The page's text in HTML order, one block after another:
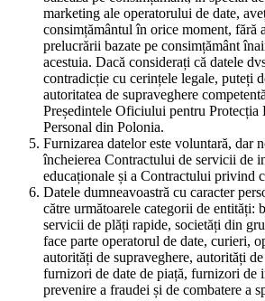
marketing ale operatorului de date,
consimțământul în orice moment, fără
prelucrării bazate pe consimțământ
acestuia. Dacă considerați că datele
contradicție cu cerințele legale, puteți
autoritatea de supraveghere
Președintele Oficiului pentru Protecția
Personal din Polonia.
Furnizarea datelor este voluntară, dar
încheierea Contractului de servicii de
educaționale și a Contractului privind
Datele dumneavoastră cu caracter
către următoarele categorii de entități:
servicii de plăți rapide, societăți din
face parte operatorul de date, curieri,
autorități de supraveghere, autorități
furnizori de date de piață, furnizori de
prevenire a fraudei și de combatere a